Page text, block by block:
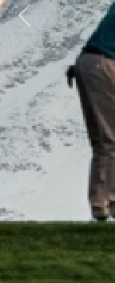
Previous